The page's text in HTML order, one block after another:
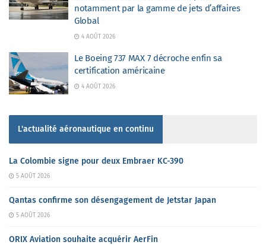
notamment par la gamme de jets d’affaires
Global
4 AOÛT 2026
Le Boeing 737 MAX 7 décroche enfin sa
certification américaine
4 AOÛT 2026
L'actualité aéronautique en continu
La Colombie signe pour deux Embraer KC-390
5 AOÛT 2026
Qantas confirme son désengagement de Jetstar Japan
5 AOÛT 2026
ORIX Aviation souhaite acquérir AerFin